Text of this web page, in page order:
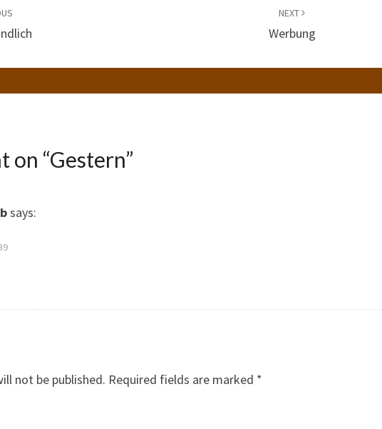
NEXT
Werbung
on “Gestern”
says:
not be published. Required fields are marked *